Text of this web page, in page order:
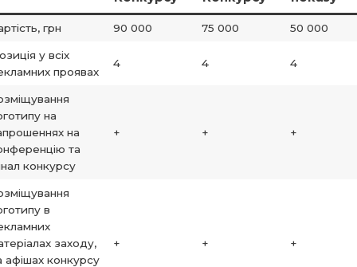
грн 90 000 75 000 50 000
у всіх
проявах
4 4 4
на
на
та
конкурсу
+ + +
в
заходу,
афішах конкурсу
+ + +